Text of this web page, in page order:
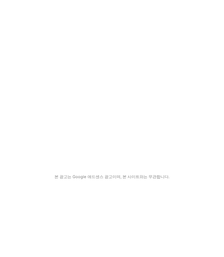
본 광고는 Google 애드센스 광고이며, 본 사이트와는 무관합니다.